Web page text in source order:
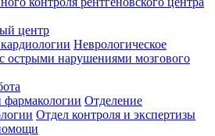
центр
Неврологическое
острыми нарушениями мозгового
фармакологии Отделение
Отдел контроля и экспертизы